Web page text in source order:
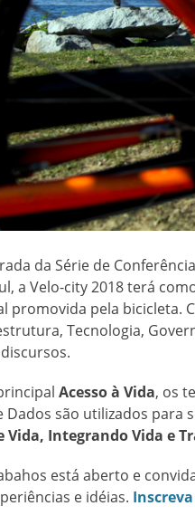
da Série de
a Velo-city 2018 terá
promovida pela bicicleta.
Tecnologia,
Acesso à Vida, os
Dados são utilizados para
Vida, Integrando Vida e
está aberto e
e idéias.